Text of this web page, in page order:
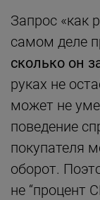
Запрос «как
самом деле
сколько он
руках не
может не
поведение
покупателя
оборот.
не “процент